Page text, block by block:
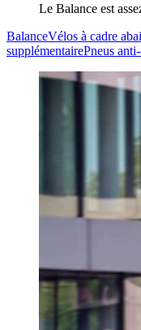
Le Balance est
BalanceVélos à cadre
supplémentairePneus